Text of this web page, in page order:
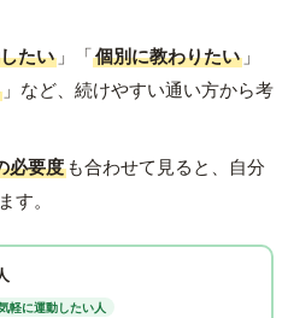
たい 」「個別に教わりたい 」
」など、続けやすい通い方から考
必要度 も合わせて見ると、自分
す。
軽に運動したい人